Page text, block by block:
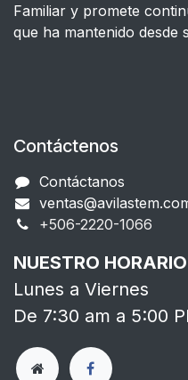
Familiar y promete
que ha mantenido desde
Contáctenos
Contáctanos
+506-2220-1066​
NUESTRO HORARIO
Lunes a Viernes
De 7:30 am a 5:00